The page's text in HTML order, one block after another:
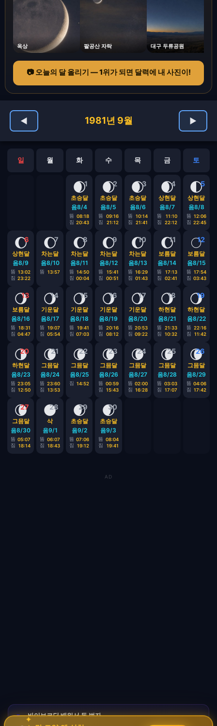
옥상 팔공산 자락 대구 두류공원
📷 오늘의 달 올리기 — 1위가 되면 달력에 내 사진이!
◀ 1981년 9월 ▶
일 월 화 수 목 금 토
1
🌒
초승달
음8/4
뜸 08:18
짐 20:43
2
🌒
초승달
음8/5
뜸
09:16
짐
21:12
3
🌒
초승달
음8/6
뜸
10:14
짐
21:41
4
🌒
상현달
음8/7
뜸
11:10
짐
22:12
5
🌓
상현달
음8/8
뜸 12:06
짐 22:45
6
🌔
상현달
음8/9
뜸 13:02
짐 23:22
7
🌔
차는달
음8/10
뜸 13:57
8
🌔
차는달
음8/11
뜸 14:50
짐 00:04
9
🌔
차는달
음8/12
뜸
15:41
짐
00:51
10
🌔
차는달
음8/13
뜸 16:29
짐 01:43
11
🌔
보름달
음8/14
뜸
17:13
짐
02:41
12
🌕
보름달
음8/15
뜸 17:54
짐 03:43
13
🌖
보름달
음8/16
뜸
18:31
짐 04:47
14
🌖
기운달
음8/17
뜸
19:07
짐 05:54
15
🌖
기운달
음8/18
뜸
19:41
짐 07:03
16
🌖
기운달
음8/19
뜸
20:16
짐
08:12
17
🌖
기운달
음8/20
뜸 20:53
짐 09:22
18
🌖
하현달
음8/21
뜸
21:33
짐
10:32
19
🌖
하현달
음8/22
뜸 22:16
짐
11:42
20
🌗
하현달
음8/23
뜸 23:05
짐 12:50
21
🌘
그믐달
음8/24
뜸 23:60
짐
13:53
22
🌘
그믐달
음8/25
짐 14:52
23
🌘
그믐달
음8/26
뜸 00:59
짐
15:43
24
🌘
그믐달
음8/27
뜸 02:00
짐 16:28
25
🌘
그믐달
음8/28
뜸 03:03
짐
17:07
26
🌘
그믐달
음8/29
뜸 04:06
짐 17:42
27
🌘
그믐달
음8/30
뜸 05:07
짐
18:14
28
🌑
삭
음9/1
뜸 06:07
짐
18:43
29
🌒
초승달
음9/2
뜸 07:06
짐
19:12
30
🌒
초승달
음9/3
뜸 08:04
짐
19:41
AD
🚀바이브코딩 배워서 돈 벌자
코딩 몰라도 AI로 자동화 수익 시스템 구축 · 무료
✦ ✧